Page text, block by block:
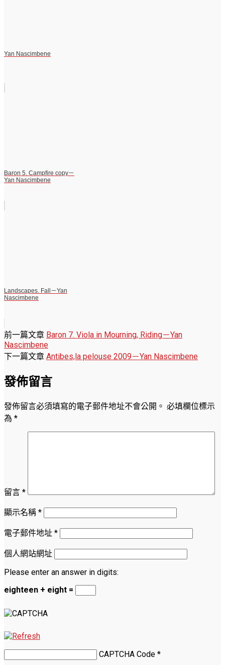
Yan Nascimbene
Baron 5. Campfire copy－
Yan Nascimbene
Landscapes. Fall－Yan
Nascimbene
前一篇文章 Baron 7. Viola in Mourning, Riding－Yan
Nascimbene
下一篇文章 Antibes,la pelouse 2009－Yan Nascimbene
發佈留言
發佈留言必須填寫的電子郵件地址不會公開。 必填欄位標示
為 *
留言 *
顯示名稱 *
電子郵件地址 *
個人網站網址
Please enter an answer in digits:
eighteen + eight =
CAPTCHA Code *